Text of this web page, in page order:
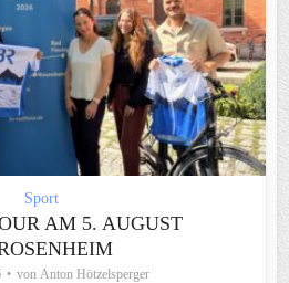
Sport
AM 5. AUGUST
von Anton Hötzelsperger